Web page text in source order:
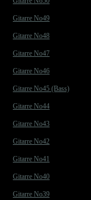
Gitarre No49
Gitarre No48
Gitarre No47
Gitarre No46
Gitarre No45 (Bass)
Gitarre No44
Gitarre No43
Gitarre No42
Gitarre No41
Gitarre No40
Gitarre No39